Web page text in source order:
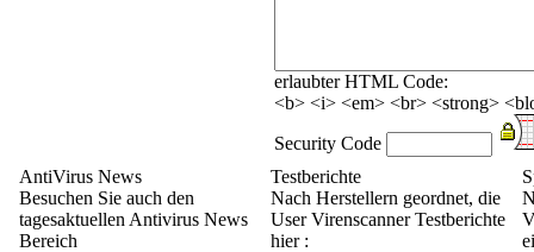
erlaubter HTML Code:
<b> <i> <em> <br> <strong>
Security Code
AntiVirus News
Besuchen Sie auch den
tagesaktuellen Antivirus News
Bereich
Testberichte
Nach Herstellern geordnet, die
User Virenscanner Testberichte
hier :